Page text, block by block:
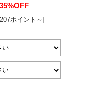
ポイント～]